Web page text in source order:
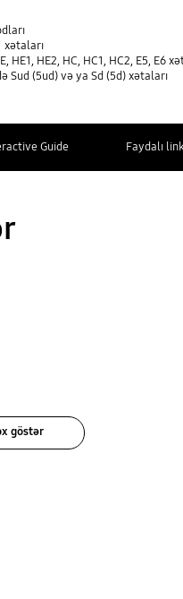
xətaları
HE1, HE2, HC, HC1, HC2, E5, E6
Sud (5ud) və ya Sd (5d) xətaları
Guide Faydalı
göstər